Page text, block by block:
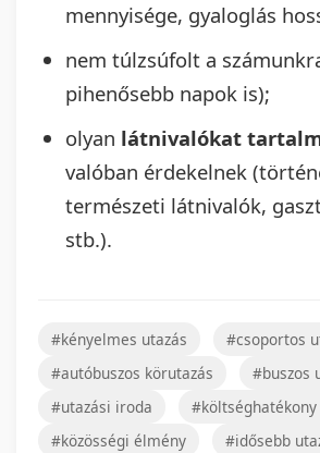
mennyisége, gyaloglás
nem túlzsúfolt a
pihenősebb napok is);
olyan látnivalókat
valóban érdekelnek
természeti látnivalók,
stb.).
#kényelmes utazás
#csoportos
#autóbuszos körutazás
#buszos
#utazási iroda
#költséghatékony
#közösségi élmény
#idősebb